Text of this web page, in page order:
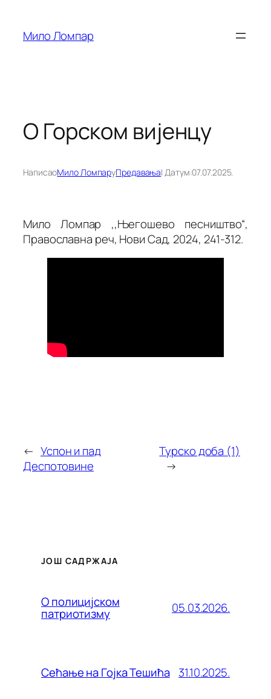
садржај
Мило Ломпар
О Горском вијенцу
НаписаоМило ЛомпаруПредавања| Датум:07.07.2025.
Мило Ломпар ,,Његошево песништво“,
Православна реч, Нови Сад, 2024, 241-312.
← Успон и пад
Деспотовине
Турско доба (1)
→
ЈОШ САДРЖАЈА
О полицијском
патриотизму 05.03.2026.
Сећање на Гојка Тешића 31.10.2025.